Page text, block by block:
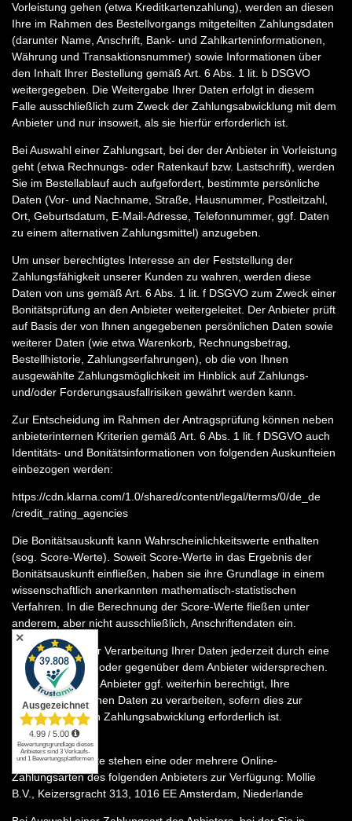
Vorleistung gehen (etwa Kreditkartenzahlung), werden an diesen
Ihre im Rahmen des Bestellvorgangs mitgeteilten Zahlungsdaten
(darunter Name, Anschrift, Bank- und Zahlkarteninformationen,
Währung und Transaktionsnummer) sowie Informationen über
den Inhalt Ihrer Bestellung gemäß Art. 6 Abs. 1 lit. b DSGVO
weitergegeben. Die Weitergabe Ihrer Daten erfolgt in diesem
Falle ausschließlich zum Zweck der Zahlungsabwicklung mit dem
Anbieter und nur insoweit, als sie hierfür erforderlich ist.
Bei Auswahl einer Zahlungsart, bei der der Anbieter in Vorleistung
geht (etwa Rechnungs- oder Ratenkauf bzw. Lastschrift), werden
Sie im Bestellablauf auch aufgefordert, bestimmte persönliche
Daten (Vor- und Nachname, Straße, Hausnummer, Postleitzahl,
Ort, Geburtsdatum, E-Mail-Adresse, Telefonnummer, ggf. Daten
zu einem alternativen Zahlungsmittel) anzugeben.
Um unser berechtigtes Interesse an der Feststellung der
Zahlungsfähigkeit unserer Kunden zu wahren, werden diese
Daten von uns gemäß Art. 6 Abs. 1 lit. f DSGVO zum Zweck einer
Bonitätsprüfung an den Anbieter weitergeleitet. Der Anbieter prüft
auf Basis der von Ihnen angegebenen persönlichen Daten sowie
weiterer Daten (wie etwa Warenkorb, Rechnungsbetrag,
Bestellhistorie, Zahlungserfahrungen), ob die von Ihnen
ausgewählte Zahlungsmöglichkeit im Hinblick auf Zahlungs-
und/oder Forderungsausfallrisiken gewährt werden kann.
Zur Entscheidung im Rahmen der Antragsprüfung können neben
anbieterinternen Kriterien gemäß Art. 6 Abs. 1 lit. f DSGVO auch
Identitäts- und Bonitätsinformationen von folgenden Auskunfteien
einbezogen werden:
https://cdn.klarna.com/1.0/shared/content/legal/terms/0/de_de
/credit_rating_agencies
Die Bonitätsauskunft kann Wahrscheinlichkeitswerte enthalten
(sog. Score-Werte). Soweit Score-Werte in das Ergebnis der
Bonitätsauskunft einfließen, haben sie ihre Grundlage in einem
wissenschaftlich anerkannten mathematisch-statistischen
Verfahren. In die Berechnung der Score-Werte fließen unter
anderem, aber nicht ausschließlich, Anschriftendaten ein.
Sie können dieser Verarbeitung Ihrer Daten jederzeit durch eine
Nachricht an uns oder gegenüber dem Anbieter widersprechen.
Jedoch bleibt der Anbieter ggf. weiterhin berechtigt, Ihre
personenbezogenen Daten zu verarbeiten, sofern dies zur
vertragsgemäßen Zahlungsabwicklung erforderlich ist.
- Mollie
Auf dieser Website stehen eine oder mehrere Online-
Zahlungsarten des folgenden Anbieters zur Verfügung: Mollie
B.V., Keizersgracht 313, 1016 EE Amsterdam, Niederlande
✕